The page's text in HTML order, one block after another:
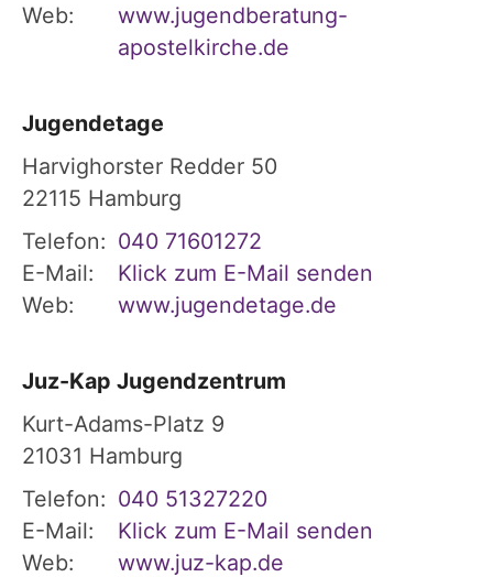
Web:
www.jugendberatung-
apostelkirche.de
Jugendetage
Harvighorster Redder 50
22115 Hamburg
Telefon: 040 71601272
E-Mail:
Klick zum E-Mail senden
Web:
www.jugendetage.de
Juz-Kap Jugendzentrum
Kurt-Adams-Platz 9
21031 Hamburg
Telefon: 040 51327220
E-Mail:
Klick zum E-Mail senden
Web:
www.juz-kap.de